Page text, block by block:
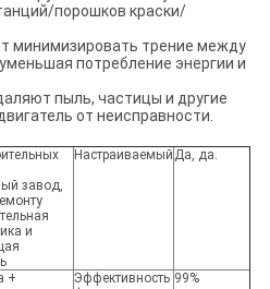
порошков краски/
минимизировать трение между
потребление энергии и
пыль, частицы и другие
от неисправности.
завод,
и
Настраиваемый Да, да.
+
Эффективность 99%